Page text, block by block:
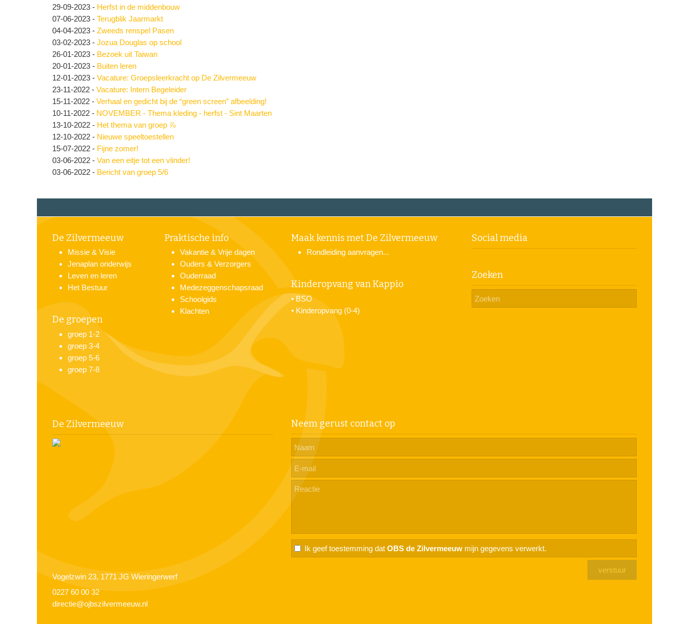
29-09-2023 - Herfst in de middenbouw
07-06-2023 - Terugblik Jaarmarkt
04-04-2023 - Zweeds renspel Pasen
03-02-2023 - Jozua Douglas op school
26-01-2023 - Bezoek uit Taiwan
20-01-2023 - Buiten leren
12-01-2023 - Vacature: Groepsleerkracht op De Zilvermeeuw
23-11-2022 - Vacature: Intern Begeleider
15-11-2022 - Verhaal en gedicht bij de “green screen” afbeelding!
10-11-2022 - NOVEMBER - Thema kleding - herfst - Sint Maarten
13-10-2022 - Het thema van groep ⅞
12-10-2022 - Nieuwe speeltoestellen
15-07-2022 - Fijne zomer!
03-06-2022 - Van een eitje tot een vlinder!
03-06-2022 - Bericht van groep 5/6
De Zilvermeeuw
Missie & Visie
Jenaplan onderwijs
Leven en leren
Het Bestuur
De groepen
groep 1-2
groep 3-4
groep 5-6
groep 7-8
Praktische info
Vakantie & Vrije dagen
Ouders & Verzorgers
Ouderraad
Medezeggenschapsraad
Schoolgids
Klachten
Maak kennis met De Zilvermeeuw
Rondleiding aanvragen...
Kinderopvang van Kappio
•BSO
• Kinderopvang (0-4)
Social media
Zoeken
De Zilvermeeuw
Vogelzwin 23, 1771 JG Wieringerwerf
0227 60 00 32
directie@ojbszilvermeeuw.nl
Neem gerust contact op
Ik geef toestemming dat OBS de Zilvermeeuw mijn gegevens verwerkt.